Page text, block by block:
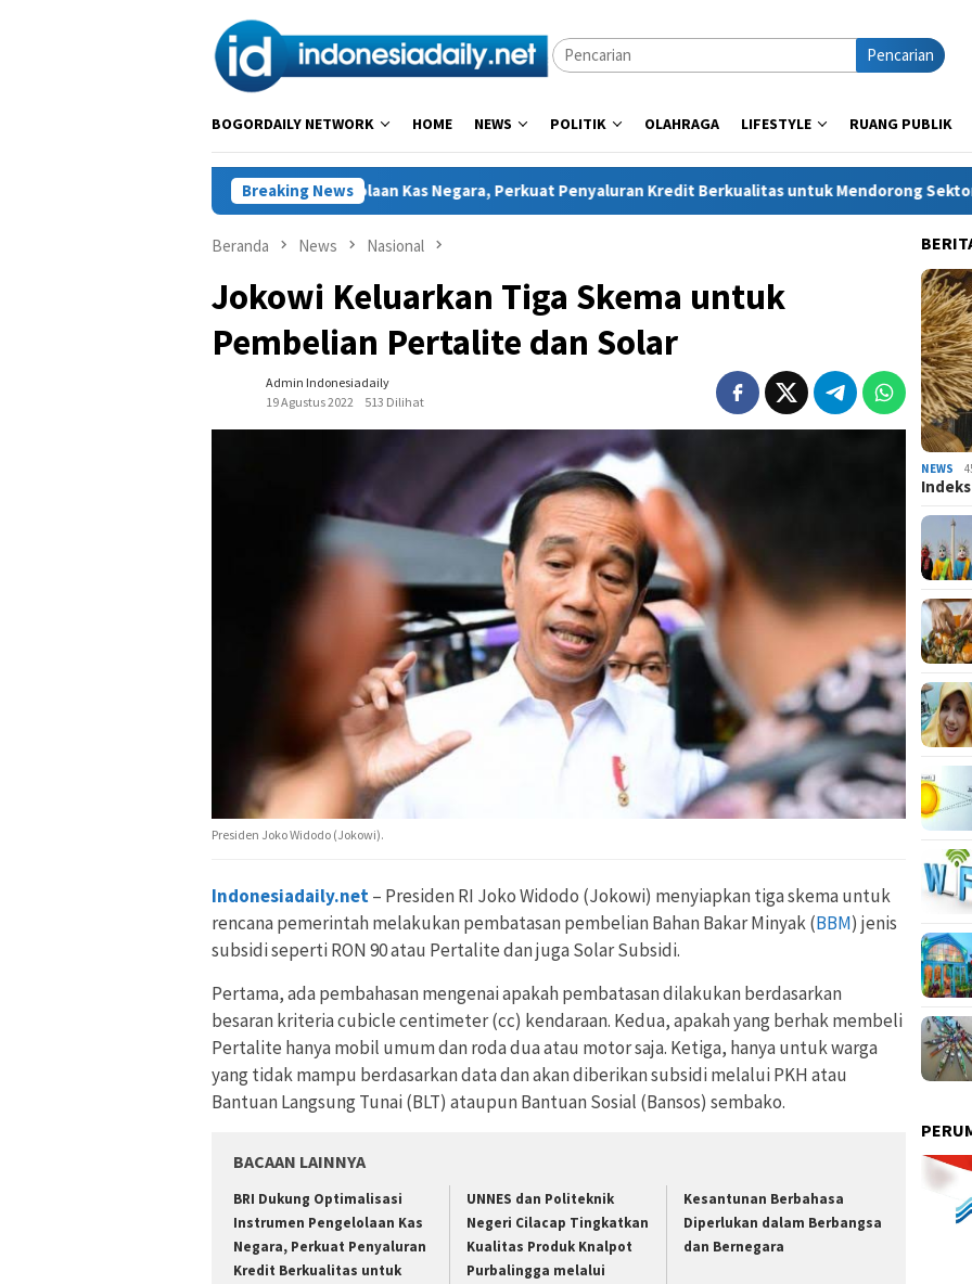
Pencarian
BOGORDAILY NETWORK HOME NEWS POLITIK OLAHRAGA LIFESTYLE RUANG PUBLIK
Breaking News
Instrumen Pengelolaan Kas Negara, Perkuat Penyaluran Kredit Berkualitas untuk Mendorong Sektor Riil UNNES
Beranda News Nasional
Jokowi Keluarkan Tiga Skema untuk
Pembelian Pertalite dan Solar
Admin Indonesiadaily
19 Agustus 2022
513 Dilihat
Presiden Joko Widodo (Jokowi).
Indonesiadaily.net– Presiden RI Joko Widodo (Jokowi) menyiapkan tiga skema untuk
rencana pemerintah melakukan pembatasan pembelian Bahan Bakar Minyak (BBM) jenis
subsidi seperti RON 90 atau Pertalite dan juga Solar Subsidi.
Pertama, ada pembahasan mengenai apakah pembatasan dilakukan berdasarkan
besaran kriteria cubicle centimeter (cc) kendaraan. Kedua, apakah yang berhak membeli
Pertalite hanya mobil umum dan roda dua atau motor saja. Ketiga, hanya untuk warga
yang tidak mampu berdasarkan data dan akan diberikan subsidi melalui PKH atau
Bantuan Langsung Tunai (BLT) ataupun Bantuan Sosial (Bansos) sembako.
BACAAN LAINNYA
BRI Dukung Optimalisasi
Instrumen Pengelolaan Kas
Negara, Perkuat Penyaluran
Kredit Berkualitas untuk
UNNES dan Politeknik
Negeri Cilacap Tingkatkan
Kualitas Produk Knalpot
Purbalingga melalui
Kesantunan Berbahasa
Diperlukan dalam Berbangsa
dan Bernegara
NEWS